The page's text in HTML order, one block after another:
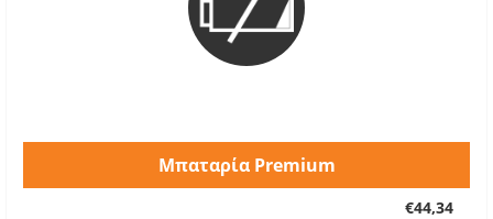
Μπαταρία Premium
€44,34